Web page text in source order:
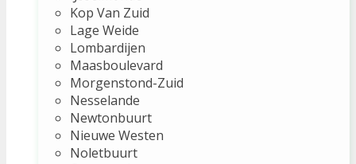
Kop Van Zuid
Lage Weide
Lombardijen
Maasboulevard
Morgenstond-Zuid
Nesselande
Newtonbuurt
Nieuwe Westen
Noletbuurt